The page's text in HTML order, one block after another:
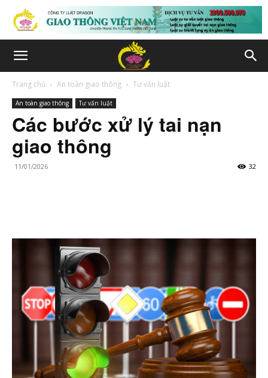
Trang chủ An toàn giao thông Tư vấn luật
An toàn giao thông Tư vấn luật
Các bước xử lý tai nạn
giao thông
11/01/2026 32